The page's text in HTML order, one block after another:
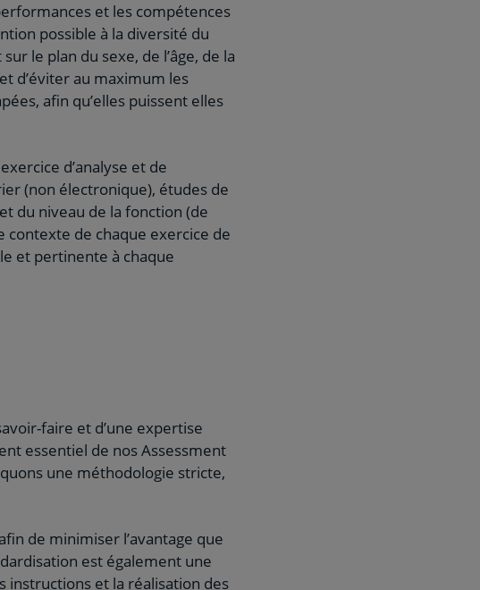
et les compétences
possible à la diversité du
le plan du sexe, de l’âge, de la
d’éviter au maximum les
afin qu’elles puissent elles
d’analyse et de
(non électronique), études de
du niveau de la fonction (de
contexte de chaque exercice de
et pertinente à chaque
faire et d’une expertise
essentiel de nos Assessment
une méthodologie stricte,
de minimiser l’avantage que
est également une
instructions et la réalisation des